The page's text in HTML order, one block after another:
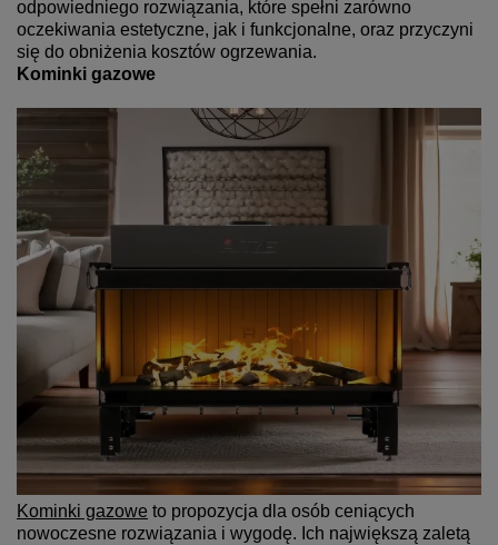
odpowiedniego rozwiązania, które spełni zarówno
oczekiwania estetyczne, jak i funkcjonalne, oraz przyczyni
się do obniżenia kosztów ogrzewania.
Kominki gazowe
Kominki gazowe to propozycja dla osób ceniących
nowoczesne rozwiązania i wygodę. Ich największą zaletą